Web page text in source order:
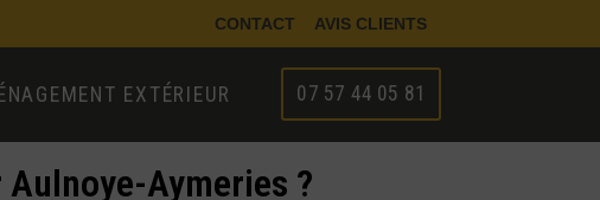
CONTACT AVIS CLIENTS
EXTÉRIEUR 07 57 44 05 81
Aymeries ?